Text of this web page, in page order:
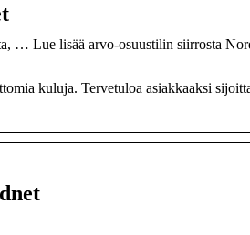
… Lue lisää arvo-osuustilin siirrosta
kuluja. Tervetuloa asiakkaaksi